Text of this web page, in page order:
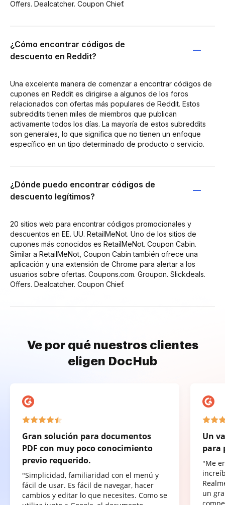
Offers. Dealcatcher. Coupon Chief.
¿Cómo encontrar códigos de
descuento en Reddit?
Una excelente manera de comenzar a encontrar códigos de
cupones en Reddit es dirigirse a algunos de los foros
relacionados con ofertas más populares de Reddit. Estos
subreddits tienen miles de miembros que publican
activamente todos los días. La mayoría de estos subreddits
son generales, lo que significa que no tienen un enfoque
específico en un tipo determinado de producto o servicio.
¿Dónde puedo encontrar códigos de
descuento legítimos?
20 sitios web para encontrar códigos promocionales y
descuentos en EE. UU. RetailMeNot. Uno de los sitios de
cupones más conocidos es RetailMeNot. Coupon Cabin.
Similar a RetailMeNot, Coupon Cabin también ofrece una
aplicación y una extensión de Chrome para alertar a los
usuarios sobre ofertas. Coupons.com. Groupon. Slickdeals.
Offers. Dealcatcher. Coupon Chief.
Ve por qué nuestros clientes
eligen DocHub
Gran solución para documentos
PDF con muy poco conocimiento
previo requerido.
"Simplicidad, familiaridad con el menú y
fácil de usar. Es fácil de navegar, hacer
cambios y editar lo que necesites. Como se
Un
para
"Me
un